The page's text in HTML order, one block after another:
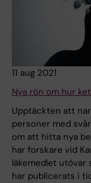
11 aug 2021
Nya rön om hur
Upptäckten att
personer med
om att hitta nya
har forskare vid
läkemedlet utövar
har publicerats i